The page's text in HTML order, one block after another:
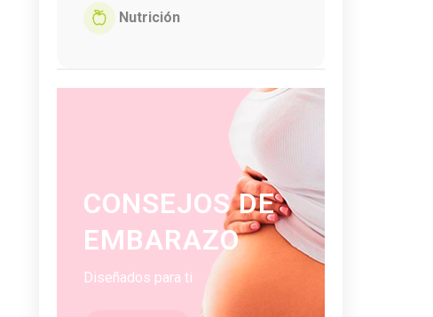
Nutrición
CONSEJOS DE
EMBARAZO
Diseñados para ti